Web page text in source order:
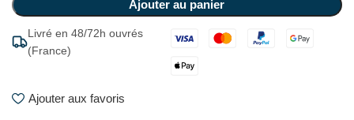
Ajouter au panier
Livré en 48/72h ouvrés
(France)
Ajouter aux favoris